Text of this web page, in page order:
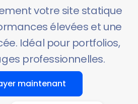
votre site statique
élevées et une
Idéal pour portfolios,
professionnelles.
maintenant